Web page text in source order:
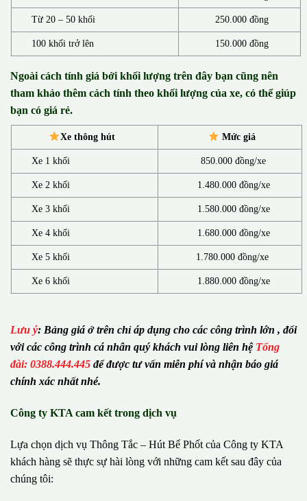
Từ 20 – 50 khối 250.000 đồng
100 khối trở lên 150.000 đồng
Ngoài cách tính giá bởi khối lượng trên đây bạn cũng nên
tham khảo thêm cách tính theo khối lượng của xe, có thể giúp
bạn có giá rẻ.
Xe thông hút Mức giá
Xe 1 khối 850.000 đồng/xe
Xe 2 khối 1.480.000 đồng/xe
Xe 3 khối 1.580.000 đồng/xe
Xe 4 khối 1.680.000 đồng/xe
Xe 5 khối 1.780.000 đồng/xe
Xe 6 khối 1.880.000 đồng/xe
Lưu ý: Bảng giá ở trên chỉ áp dụng cho các công trình lớn , đối
với các công trình cá nhân quý khách vui lòng liên hệ Tổng
đài: 0388.444.445 để được tư vấn miễn phí và nhận báo giá
chính xác nhất nhé.
Công ty KTA cam kết trong dịch vụ
Lựa chọn dịch vụ Thông Tắc – Hút Bể Phốt của Công ty KTA
khách hàng sẽ thực sự hài lòng với những cam kết sau đây của
chúng tôi: